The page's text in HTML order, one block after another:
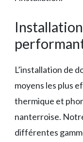
L’installation de
moyens les plus
thermique et
nanterroise.
différentes